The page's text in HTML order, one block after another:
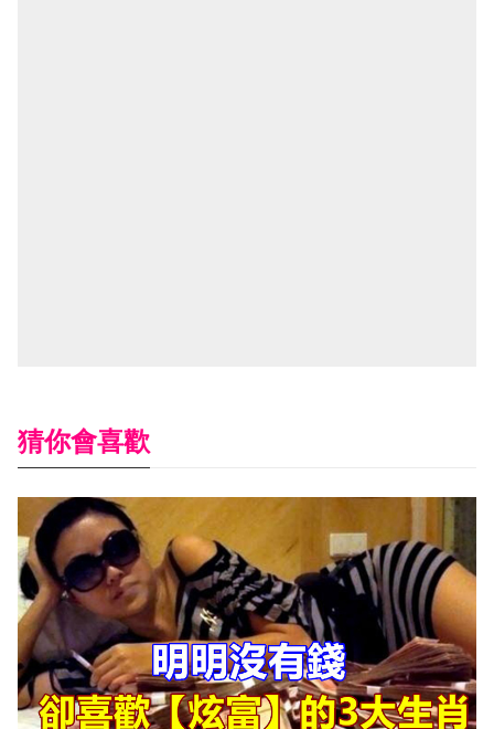
猜你會喜歡